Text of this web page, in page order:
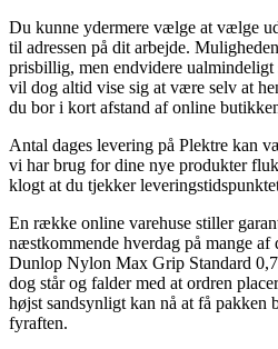
Du kunne ydermere vælge at vælge
til adressen på dit arbejde.
prisbillig, men endvidere
vil dog altid vise sig at være selv at
du bor i kort afstand af online
Antal dages levering på Plektre kan
vi har brug for dine nye produkter
klogt at du tjekker
En række online varehuse stiller
næstkommende hverdag på mange af
Dunlop Nylon Max Grip Standard
dog står og falder med at ordren
højst sandsynligt kan nå at få pakken
fyraften.